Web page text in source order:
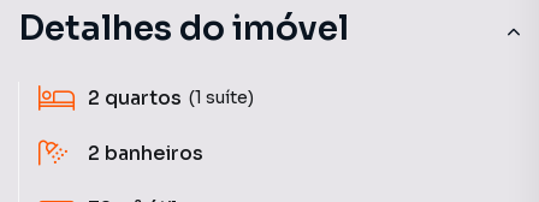
Detalhes do imóvel
2 quartos (1 suíte)
2 banheiros